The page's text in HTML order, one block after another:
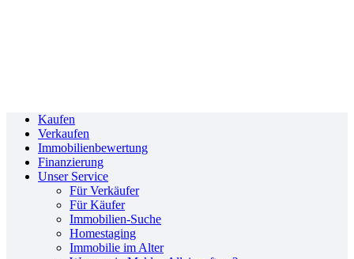
Kaufen
Verkaufen
Immobilienbewertung
Finanzierung
Unser Service
Für Verkäufer
Für Käufer
Immobilien-Suche
Homestaging
Immobilie im Alter